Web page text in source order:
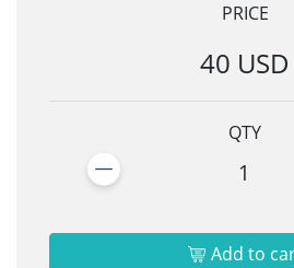
PRICE
40 USD
QTY
1
Add to